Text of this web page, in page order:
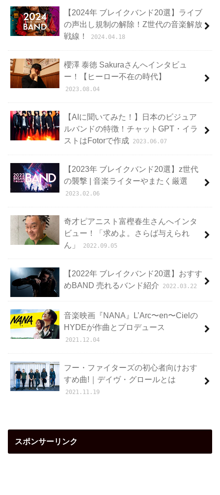
【2024年 ブレイクバンド20選】ライブ
の声出し規制の解除！Z世代の音楽解放
戦線！
2024.04.18
櫻澤 泰徳 Sakuraさんへインタビュ
ー！【ヒーロー不在の時代】
2023.08.04
【AIに聞いてみた！】日本のビジュア
ルバンドの特徴！チャットGPT・イラ
ストはFotorで作成 2023.06.07
【2023年 ブレイクバンド20選】z世代
の襲撃 | 音楽ライターやまたく厳選
2023.02.06
奇才ピアニスト富樫春生さんへインタ
ビュー！「求めよ。さらば与えられ
ん」
2022.09.05
【2022年 ブレイクバンド20選】おすす
めBAND 売れるバンド紹介
2022.03.22
音楽映画『NANA』L’Arc〜en〜Cielの
HYDEが作曲とプロデュース
2021.12.04
フー・ファイターズの初心者向けおす
すめ曲!｜デイヴ・グロールとは
2021.11.19
スポンサーリンク